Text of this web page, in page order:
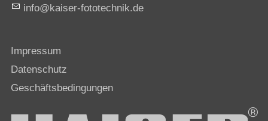
nf
k s r-f t t chn k d
Impressum
Datenschutz
Geschäftsbedingungen